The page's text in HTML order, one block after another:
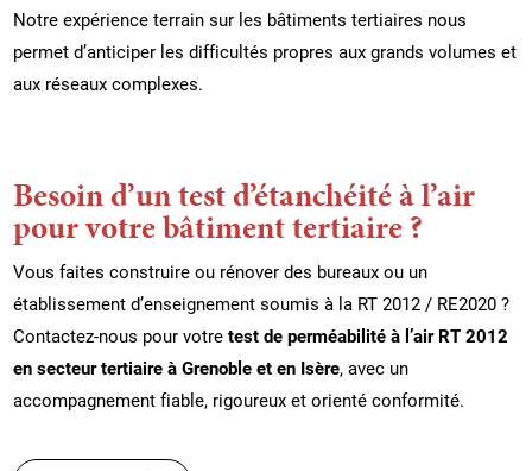
Notre expérience terrain sur les bâtiments tertiaires nous
permet d’anticiper les difficultés propres aux grands volumes et
aux réseaux complexes.
Besoin d’un test d’étanchéité à l’air
pour votre bâtiment tertiaire ?
Vous faites construire ou rénover des bureaux ou un
établissement d’enseignement soumis à la RT 2012 / RE2020 ?
Contactez-nous pour votretest de perméabilité à l’air RT 2012
en secteur tertiaire à Grenoble et en Isère, avec un
accompagnement fiable, rigoureux et orienté conformité.